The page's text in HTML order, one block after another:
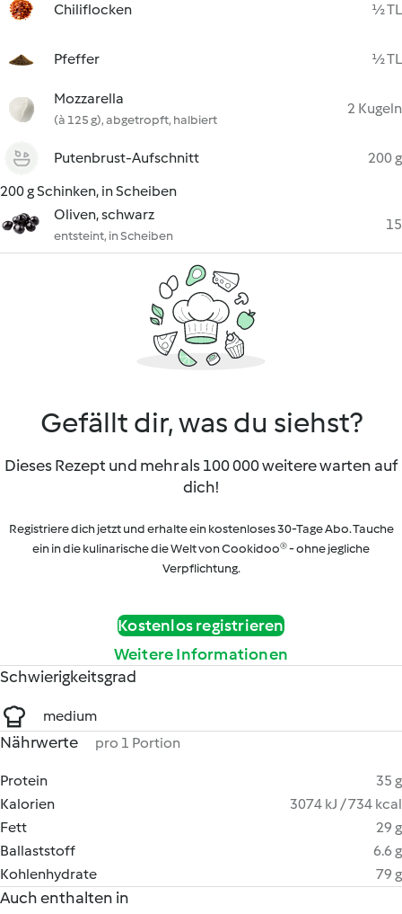
Chiliflocken ½ TL
Pfeffer ½ TL
Mozzarella
(à 125 g), abgetropft, halbiert
2 Kugeln
Putenbrust-Aufschnitt
200 g
200 g Schinken, in Scheiben
Oliven, schwarz
entsteint, in Scheiben
15
Gefällt dir, was du siehst?
Dieses Rezept und mehr als 100 000 weitere warten auf
dich!
Registriere dich jetzt und erhalte ein kostenloses 30-Tage Abo. Tauche
ein in die kulinarische die Welt von Cookidoo® - ohne jegliche
Verpflichtung.
Kostenlos registrieren
Weitere Informationen
Schwierigkeitsgrad
medium
Nährwerte pro 1 Portion
Protein
35 g
Kalorien
3074 kJ / 734 kcal
Fett
29 g
Ballaststoff
6.6 g
Kohlenhydrate
79 g
Auch enthalten in